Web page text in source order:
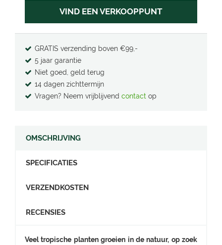
VIND EEN VERKOOPPUNT
GRATIS verzending boven €99,-
5 jaar garantie
Niet goed, geld terug
14 dagen zichttermijn
Vragen? Neem vrijblijvend contact op
OMSCHRIJVING
SPECIFICATIES
VERZENDKOSTEN
RECENSIES
Veel tropische planten groeien in de natuur, op zoek